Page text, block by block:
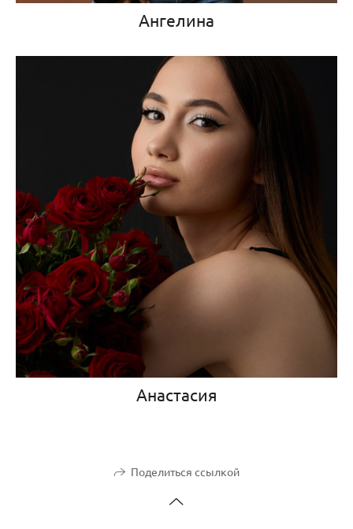
Ангелина
Анастасия
Поделиться ссылкой